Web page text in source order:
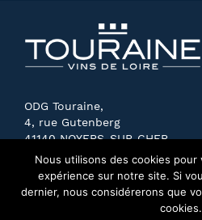
ODG Touraine,
4, rue Gutenberg
41140 NOYERS-SUR-CHER
FRANCE
Nous utilisons des cookies pour
expérience sur notre site. Si
dernier, nous considérerons que
cookies.